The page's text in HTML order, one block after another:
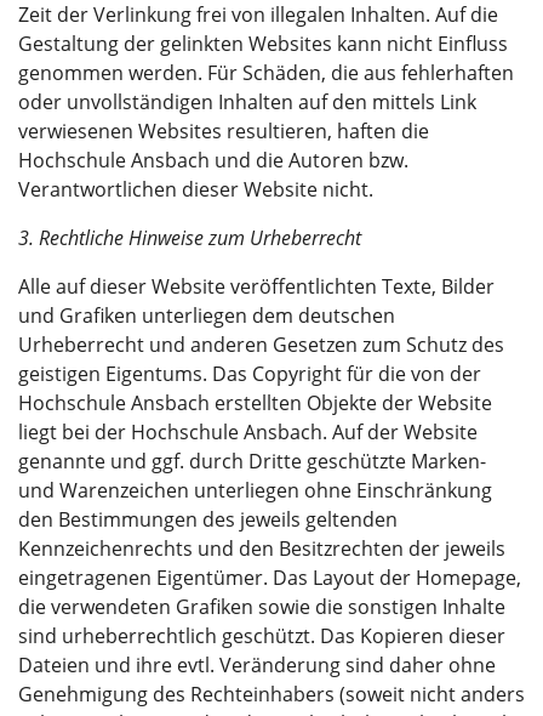
Zeit der Verlinkung frei von illegalen Inhalten. Auf die
Gestaltung der gelinkten Websites kann nicht Einfluss
genommen werden. Für Schäden, die aus fehlerhaften
oder unvollständigen Inhalten auf den mittels Link
verwiesenen Websites resultieren, haften die
Hochschule Ansbach und die Autoren bzw.
Verantwortlichen dieser Website nicht.
3. Rechtliche Hinweise zum Urheberrecht
Alle auf dieser Website veröffentlichten Texte, Bilder
und Grafiken unterliegen dem deutschen
Urheberrecht und anderen Gesetzen zum Schutz des
geistigen Eigentums. Das Copyright für die von der
Hochschule Ansbach erstellten Objekte der Website
liegt bei der Hochschule Ansbach. Auf der Website
genannte und ggf. durch Dritte geschützte Marken-
und Warenzeichen unterliegen ohne Einschränkung
den Bestimmungen des jeweils geltenden
Kennzeichenrechts und den Besitzrechten der jeweils
eingetragenen Eigentümer. Das Layout der Homepage,
die verwendeten Grafiken sowie die sonstigen Inhalte
sind urheberrechtlich geschützt. Das Kopieren dieser
Dateien und ihre evtl. Veränderung sind daher ohne
Genehmigung des Rechteinhabers (soweit nicht anders